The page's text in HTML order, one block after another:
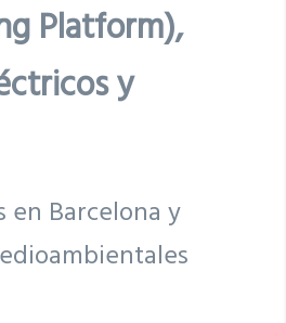
Platform),
y
en Barcelona y